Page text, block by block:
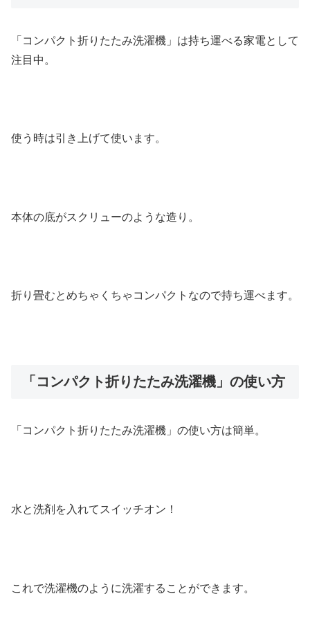
「コンパクト折りたたみ洗濯機」は持ち運べる家電として
注目中。
使う時は引き上げて使います。
本体の底がスクリューのような造り。
折り畳むとめちゃくちゃコンパクトなので持ち運べます。
「コンパクト折りたたみ洗濯機」の使い方
「コンパクト折りたたみ洗濯機」の使い方は簡単。
水と洗剤を入れてスイッチオン！
これで洗濯機のように洗濯することができます。